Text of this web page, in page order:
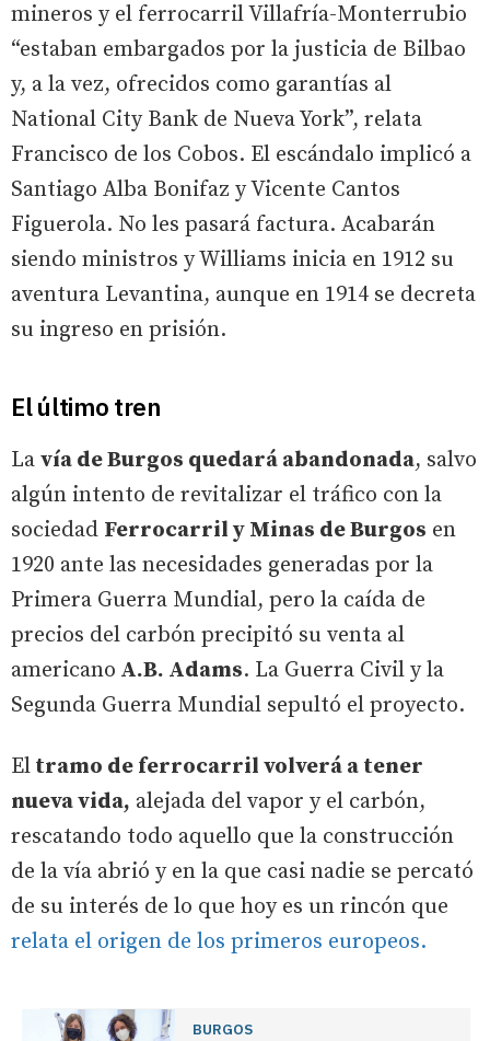
mineros y el ferrocarril Villafría-Monterrubio
“estaban embargados por la justicia de Bilbao
y, a la vez, ofrecidos como garantías al
National City Bank de Nueva York”, relata
Francisco de los Cobos. El escándalo implicó a
Santiago Alba Bonifaz y Vicente Cantos
Figuerola. No les pasará factura. Acabarán
siendo ministros y Williams inicia en 1912 su
aventura Levantina, aunque en 1914 se decreta
su ingreso en prisión.
El último tren
La vía de Burgos quedará abandonada, salvo
algún intento de revitalizar el tráfico con la
sociedad Ferrocarril y Minas de Burgos en
1920 ante las necesidades generadas por la
Primera Guerra Mundial, pero la caída de
precios del carbón precipitó su venta al
americano A.B. Adams. La Guerra Civil y la
Segunda Guerra Mundial sepultó el proyecto.
El tramo de ferrocarril volverá a tener
nueva vida, alejada del vapor y el carbón,
rescatando todo aquello que la construcción
de la vía abrió y en la que casi nadie se percató
de su interés de lo que hoy es un rincón que
relata el origen de los primeros europeos.
BURGOS